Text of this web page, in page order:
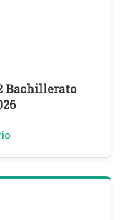
Bachillerato